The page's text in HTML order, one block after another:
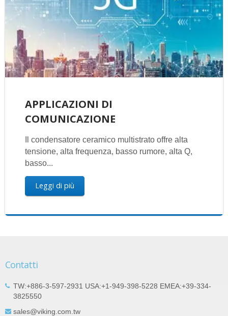
APPLICAZIONI DI
COMUNICAZIONE
Il condensatore ceramico multistrato offre alta
tensione, alta frequenza, basso rumore, alta Q,
basso...
Leggi di più
Contatti
TW:+886-3-597-2931 USA:+1-949-398-5228 EMEA:+39-334-
3825550
sales@viking.com.tw